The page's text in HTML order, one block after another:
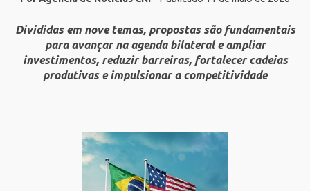
Divididas em nove temas, propostas são fundamentais
para avançar na agenda bilateral e ampliar
investimentos, reduzir barreiras, fortalecer cadeias
produtivas e impulsionar a competitividade